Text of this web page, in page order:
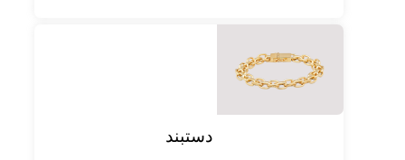
دستبند